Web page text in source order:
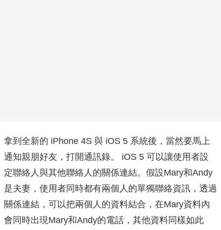
拿到全新的 iPhone 4S 與 iOS 5 系統後，當然要馬上
通知親朋好友，打開通訊錄。 iOS 5 可以讓使用者設
定聯絡人與其他聯絡人的關係連結。假設Mary和Andy
是夫妻，使用者同時都有兩個人的單獨聯絡資訊，透過
關係連結，可以把兩個人的資料結合，在Mary資料內
會同時出現Mary和Andy的電話，其他資料同樣如此